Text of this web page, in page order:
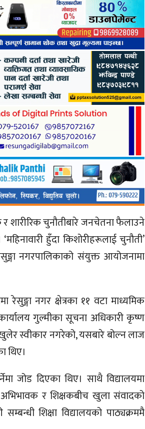
र शारीरिक चुनौतीबारे जनचेतना फैलाउने
हुँदा किशोरीहरूलाई चुनौती’
नगरपालिकाको संयुक्त आयोजनामा
रेसुङ्गा नगर क्षेत्रका ११ वटा माध्यमिक
गुल्मीका सूचना अधिकारी कृष्ण
स्वीकार नगरेको, यसबारे बोल्न लाज
थिए।
जोड दिएका थिए। साथै विद्यालयमा
र शिक्षकबीच खुला संवादको
शिक्षा विद्यालयको पाठ्यक्रममै